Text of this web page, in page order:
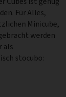
Für Alles,
Minicube,
werden
als
stocubo: